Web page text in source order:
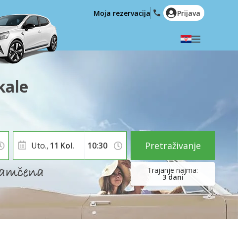
English (US)
Polski
Türkçe
Română
Ελληνικά
Hrvatski
العربية
Moja rezervacija Prijava
3 dani
Uto., 11 Kol. Pretraživanje